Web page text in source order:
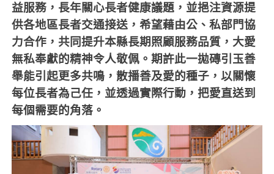
益服務，長年關心長者健康議題，並挹注資源提
供各地區長者交通接送，希望藉由公、私部門協
力合作，共同提升本縣長期照顧服務品質，大愛
無私奉獻的精神令人敬佩。期許此一拋磚引玉善
舉能引起更多共鳴，散播善及愛的種子，以關懷
每位長者為己任，並透過實際行動，把愛直送到
每個需要的角落。